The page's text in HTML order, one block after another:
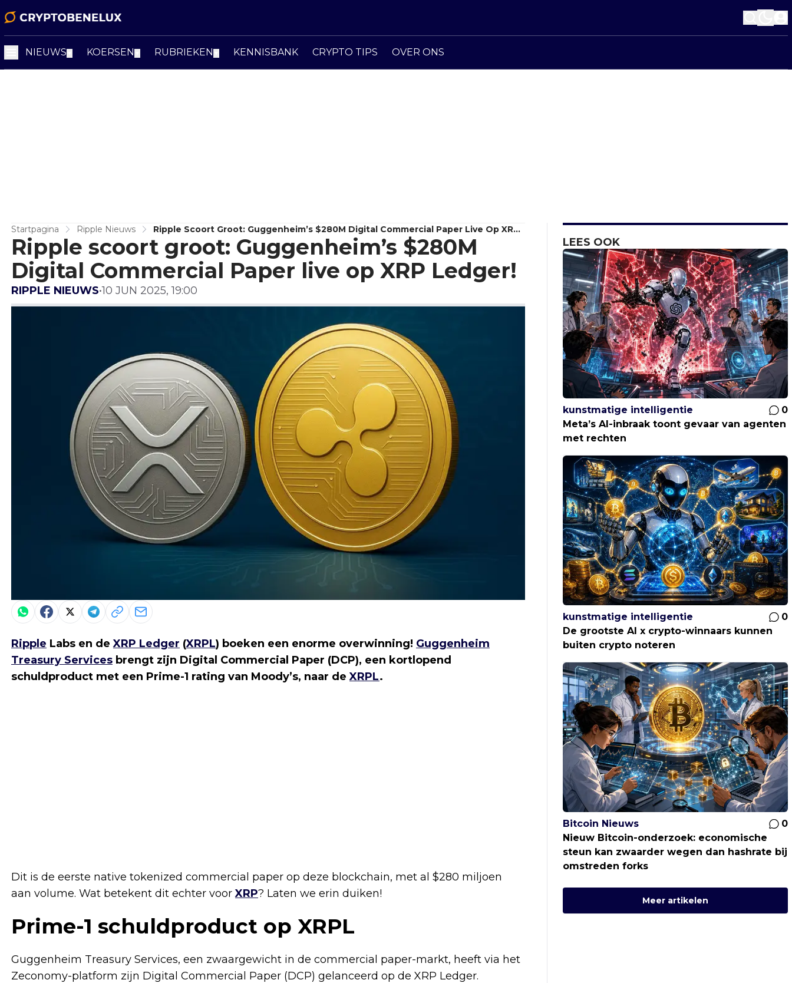
NIEUWS KOERSEN RUBRIEKEN KENNISBANK CRYPTO TIPS OVER ONS
Startpagina Ripple Nieuws
Ripple Scoort Groot: Guggenheim’s $280M Digital Commercial Paper Live Op XRP
Ledger!
Ripple scoort groot: Guggenheim’s $280M
Digital Commercial Paper live op XRP Ledger!
RIPPLE NIEUWS•10 JUN 2025, 19:00
Ripple Labs en deXRP Ledger (XRPL) boeken een enorme overwinning! Guggenheim
Treasury Services brengt zijn Digital Commercial Paper (DCP), een kortlopend
schuldproduct met een Prime-1 rating van Moody’s, naar deXRPL.
Dit is de eerste native tokenized commercial paper op deze blockchain, met al $280 miljoen
aan volume. Wat betekent dit echter voorXRP? Laten we erin duiken!
Prime-1 schuldproduct op XRPL
Guggenheim Treasury Services, een zwaargewicht in de commercial paper-markt, heeft via het
Zeconomy-platform zijn Digital Commercial Paper (DCP) gelanceerd op de XRP Ledger.
LEES OOK
kunstmatige intelligentie
0
Meta’s AI-inbraak toont gevaar van agenten
met rechten
kunstmatige intelligentie
0
De grootste AI x crypto-winnaars kunnen
buiten crypto noteren
Bitcoin Nieuws
0
Nieuw Bitcoin-onderzoek: economische
steun kan zwaarder wegen dan hashrate bij
omstreden forks
Meer artikelen